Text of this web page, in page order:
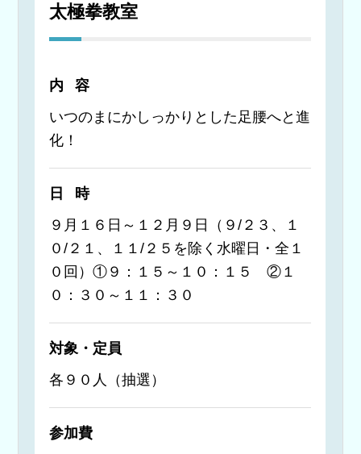
太極拳教室
内容
いつのまにかしっかりとした足腰へと進
化！
日時
９月１６日～１２月９日（９/２３、１
０/２１、１１/２５を除く水曜日・全１
０回）①９：１５～１０：１５ ②１
０：３０～１１：３０
対象・定員
各９０人（抽選）
参加費